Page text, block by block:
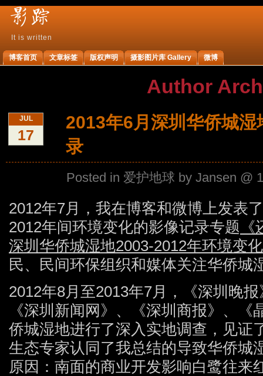
影
踪
It is written
博客首页 文章标签 版权声明 摄影图片库 Gallery 微博
Author
JUL
17
2013年6月深圳华侨城
录
Posted in 爱护地球 by Jansen @
2012年7月，我在博客和微博上发表
2012年间环境变化的影像记录专题
深圳华侨城湿地2003-2012年环境变
民、民间环保组织和媒体关注华侨城
2012年8月至2013年7月，《深圳晚
《深圳新闻网》、《深圳商报》、
侨城湿地进行了深入实地调查，见证
生态专家认同了我总结的导致华侨城
原因：南面的商业开发影响白鹭往来